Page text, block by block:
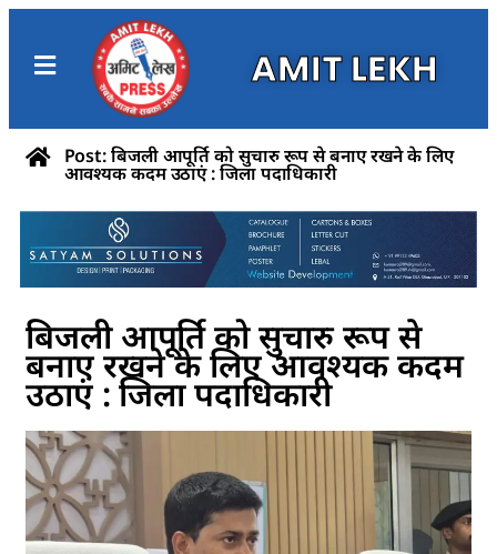
AMIT LEKH
Post: बिजली आपूर्ति को सुचारु रूप से बनाए रखने के लिए
आवश्यक कदम उठाएं : जिला पदाधिकारी
बिजली आपूर्ति को सुचारु रूप से
बनाए रखने के लिए आवश्यक कदम
उठाएं : जिला पदाधिकारी